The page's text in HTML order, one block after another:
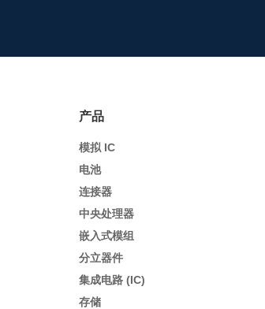
产品
模拟 IC
电池
连接器
中央处理器
嵌入式模组
分立器件
集成电路 (IC)
存储